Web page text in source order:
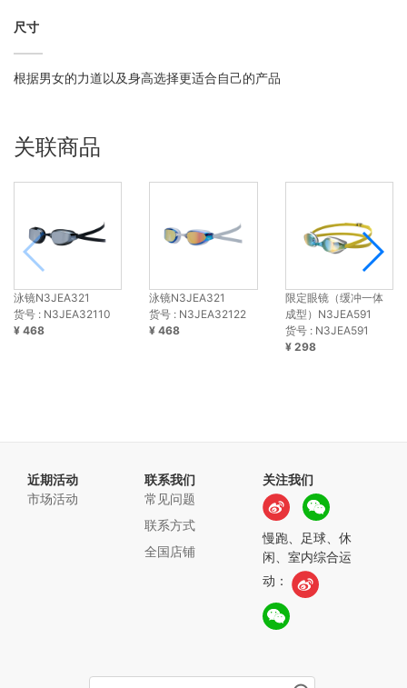
尺寸
根据男女的力道以及身高选择更适合自己的产品
关联商品
泳镜N3JEA321
货号 : N3JEA32110
¥ 468
泳镜N3JEA321
货号 : N3JEA32122
¥ 468
限定眼镜（缓冲一体
成型）N3JEA591
货号 : N3JEA591
¥ 298
近期活动
市场活动
联系我们
常见问题
联系方式
全国店铺
关注我们
慢跑、足球、休
闲、室内综合运
动：